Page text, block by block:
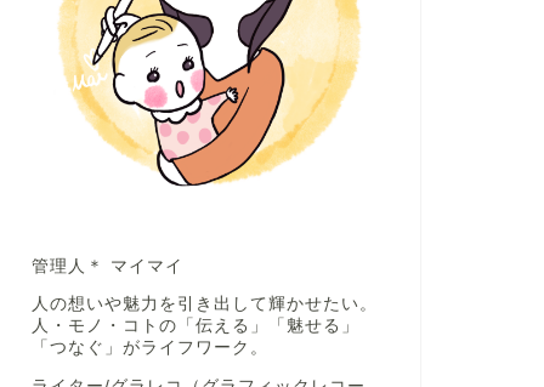
管理人＊ マイマイ
人の想いや魅力を引き出して輝かせたい。
人・モノ・コトの「伝える」「魅せる」
「つなぐ」がライフワーク。